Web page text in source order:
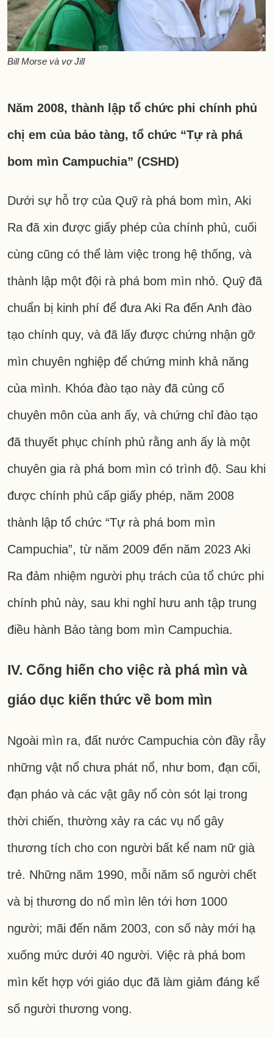
Bill Morse và vợ Jill
Năm 2008, thành lập tổ chức phi chính phủ
chị em của bảo tàng, tổ chức “Tự rà phá
bom mìn Campuchia” (CSHD)
Dưới sự hỗ trợ của Quỹ rà phá bom mìn, Aki
Ra đã xin được giấy phép của chính phủ, cuối
cùng cũng có thể làm việc trong hệ thống, và
thành lập một đội rà phá bom mìn nhỏ. Quỹ đã
chuẩn bị kinh phí để đưa Aki Ra đến Anh đào
tạo chính quy, và đã lấy được chứng nhận gỡ
mìn chuyên nghiệp để chứng minh khả năng
của mình. Khóa đào tạo này đã củng cố
chuyên môn của anh ấy, và chứng chỉ đào tạo
đã thuyết phục chính phủ rằng anh ấy là một
chuyên gia rà phá bom mìn có trình độ. Sau khi
được chính phủ cấp giấy phép, năm 2008
thành lập tổ chức “Tự rà phá bom mìn
Campuchia”, từ năm 2009 đến năm 2023 Aki
Ra đảm nhiệm người phụ trách của tổ chức phi
chính phủ này, sau khi nghỉ hưu anh tập trung
điều hành Bảo tàng bom mìn Campuchia.
IV. Cống hiến cho việc rà phá mìn và
giáo dục kiến thức về bom mìn
Ngoài mìn ra, đất nước Campuchia còn đầy rẫy
những vật nổ chưa phát nổ, như bom, đạn cối,
đạn pháo và các vật gây nổ còn sót lại trong
thời chiến, thường xảy ra các vụ nổ gây
thương tích cho con người bất kể nam nữ già
trẻ. Những năm 1990, mỗi năm số người chết
và bị thương do nổ mìn lên tới hơn 1000
người; mãi đến năm 2003, con số này mới hạ
xuống mức dưới 40 người. Việc rà phá bom
mìn kết hợp với giáo dục đã làm giảm đáng kể
số người thương vong.